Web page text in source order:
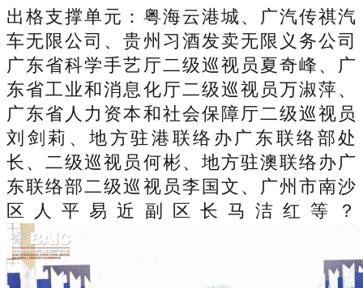
出格支撑单元：粤海云港城、广汽传祺汽
车无限公司、贵州习酒发卖无限义务公司
广东省科学手艺厅二级巡视员夏奇峰、广
东省工业和消息化厅二级巡视员万淑萍、
广东省人力资本和社会保障厅二级巡视员
刘剑莉、地方驻港联络办广东联络部处
长、二级巡视员何彬、地方驻澳联络办广
东联络部二级巡视员李国文、广州市南沙
区人平易近副区长马洁红等？